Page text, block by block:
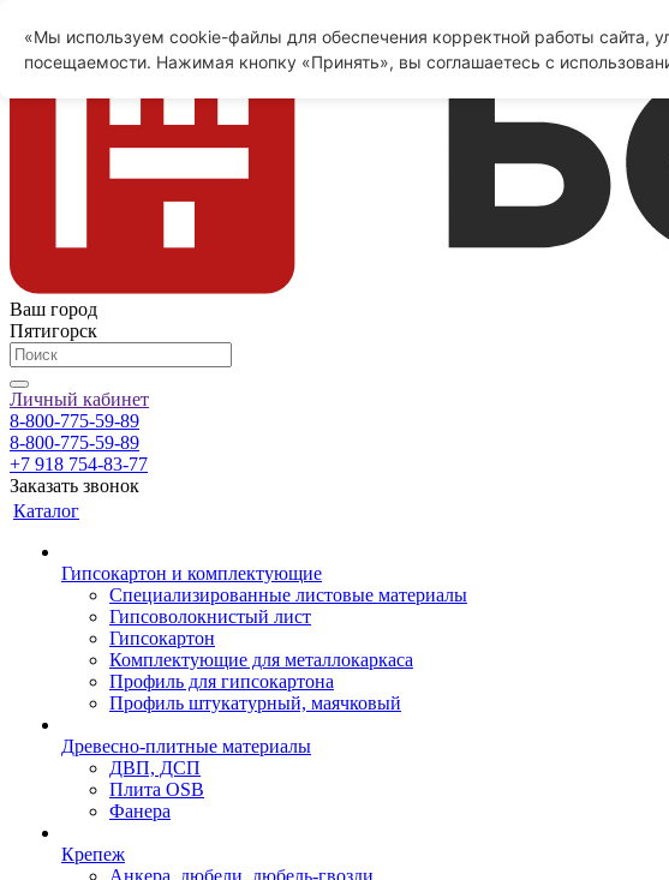
Ваш город
Пятигорск
Личный кабинет
8-800-775-59-89
8-800-775-59-89
+7 918 754-83-77
Заказать звонок
Каталог
Гипсокартон и комплектующие
Специализированные листовые материалы
Гипсоволокнистый лист
Гипсокартон
Комплектующие для металлокаркаса
Профиль для гипсокартона
Профиль штукатурный, маячковый
Древесно-плитные материалы
ДВП, ДСП
Плита OSB
Фанера
Крепеж
«Мы используем cookie-файлы для обеспечения корректной работы сайта,
посещаемости. Нажимая кнопку «Принять», вы соглашаетесь с